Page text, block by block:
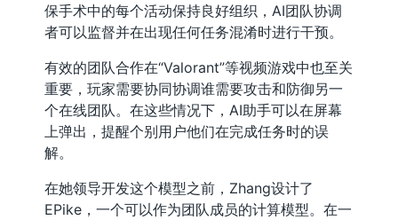
保手术中的每个活动保持良好组织，AI团队协调
者可以监督并在出现任何任务混淆时进行干预。
有效的团队合作在“Valorant”等视频游戏中也至关
重要，玩家需要协同协调谁需要攻击和防御另一
个在线团队。在这些情况下，AI助手可以在屏幕
上弹出，提醒个别用户他们在完成任务时的误
解。
在她领导开发这个模型之前，Zhang设计了
EPike，一个可以作为团队成员的计算模型。在一